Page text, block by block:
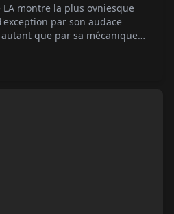
LA montre la plus ovniesque
par son audace
que par sa mécanique.
d'une autre galaxie. Par